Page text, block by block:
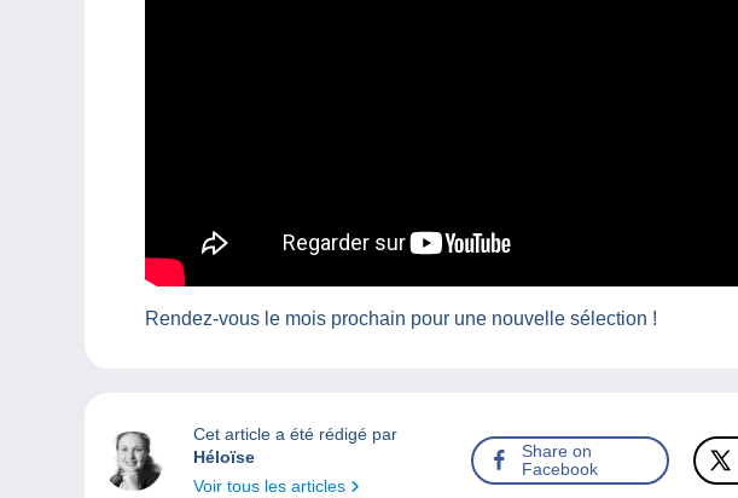
Rendez-vous le mois prochain pour une nouvelle sélection !
Cet article a été rédigé par
Héloïse
Voir tous les articles
Share on
Facebook